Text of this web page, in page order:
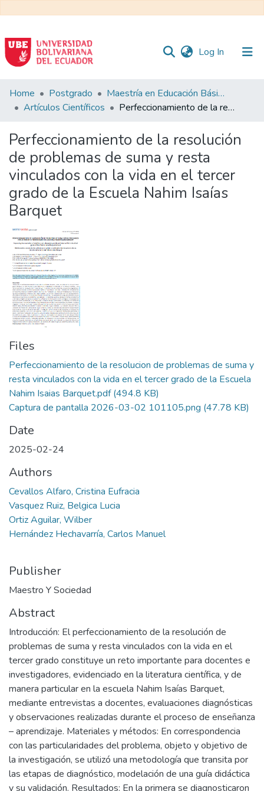
Log In (current)
Communities
&
All of DSpace
Statistics
Home Postgrado
Maestría en Educación Básica
Artículos Científicos
Perfeccionamiento de la resolución de problemas de suma y resta vinculados con la vida en el tercer grado de la Escuela Nahim Isaías Barquet
Perfeccionamiento de la resolución
de problemas de suma y resta
vinculados con la vida en el tercer
grado de la Escuela Nahim Isaías
Barquet
Files
Perfeccionamiento de la resolucion de problemas de suma y
resta vinculados con la vida en el tercer grado de la Escuela
Nahim Isaias Barquet.pdf(494.8 KB)
Captura de pantalla 2026-03-02 101105.png (47.78 KB)
Date
2025-02-24
Authors
Cevallos Alfaro, Cristina Eufracia
Vasquez Ruiz, Belgica Lucia
Ortiz Aguilar, Wilber
Hernández Hechavarría, Carlos Manuel
Publisher
Maestro Y Sociedad
Abstract
Introducción: El perfeccionamiento de la resolución de
problemas de suma y resta vinculados con la vida en el
tercer grado constituye un reto importante para docentes e
investigadores, evidenciado en la literatura científica, y de
manera particular en la escuela Nahim Isaías Barquet,
mediante entrevistas a docentes, evaluaciones diagnósticas
y observaciones realizadas durante el proceso de enseñanza
– aprendizaje. Materiales y métodos: En correspondencia
con las particularidades del problema, objeto y objetivo de
la investigación, se utilizó una metodología que transita por
las etapas de diagnóstico, modelación de una guía didáctica
y su validación. Resultados: En la primera se diagnosticaron